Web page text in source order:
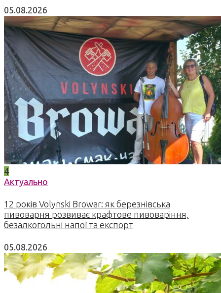
05.08.2026
4
Актуально
12 років Volynski Browar: як березнівська
пивоварня розвиває крафтове пивоваріння,
безалкогольні напої та експорт
05.08.2026